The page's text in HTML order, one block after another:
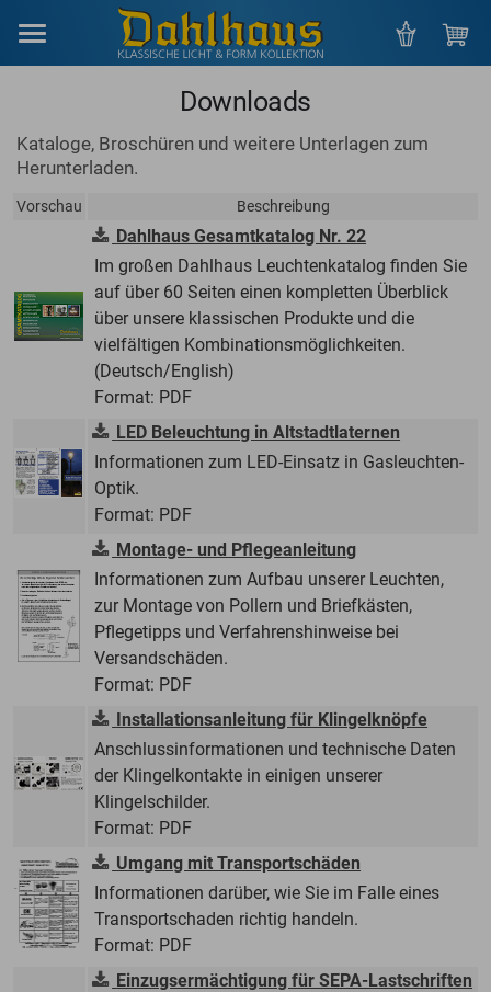
Downloads
Kataloge, Broschüren und weitere Unterlagen zum
Herunterladen.
Vorschau Beschreibung
Dahlhaus Gesamtkatalog Nr. 22
Im großen Dahlhaus Leuchtenkatalog finden Sie
auf über 60 Seiten einen kompletten Überblick
über unsere klassischen Produkte und die
vielfältigen Kombinationsmöglichkeiten.
(Deutsch/English)
Format: PDF
LED Beleuchtung in Altstadtlaternen
Informationen zum LED-Einsatz in Gasleuchten-
Optik.
Format: PDF
Montage- und Pflegeanleitung
Informationen zum Aufbau unserer Leuchten,
zur Montage von Pollern und Briefkästen,
Pflegetipps und Verfahrenshinweise bei
Versandschäden.
Format: PDF
Installationsanleitung für Klingelknöpfe
Anschlussinformationen und technische Daten
der Klingelkontakte in einigen unserer
Klingelschilder.
Format: PDF
Umgang mit Transportschäden
Informationen darüber, wie Sie im Falle eines
Transportschaden richtig handeln.
Format: PDF
Einzugsermächtigung für SEPA-Lastschriften